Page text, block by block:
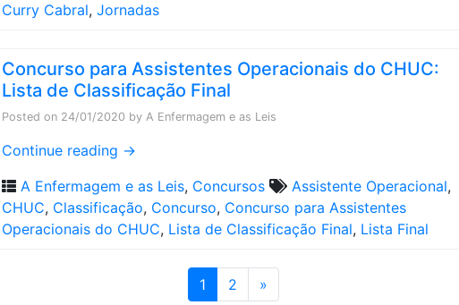
Curry Cabral, Jornadas
Concurso para Assistentes Operacionais do CHUC:
Lista de Classificação Final
Posted on 24/01/2020 by A Enfermagem e as Leis
Continue reading →
A Enfermagem e as Leis, Concursos Assistente Operacional,
CHUC, Classificação, Concurso, Concurso para Assistentes
Operacionais do CHUC, Lista de Classificação Final, Lista Final
1 2 »